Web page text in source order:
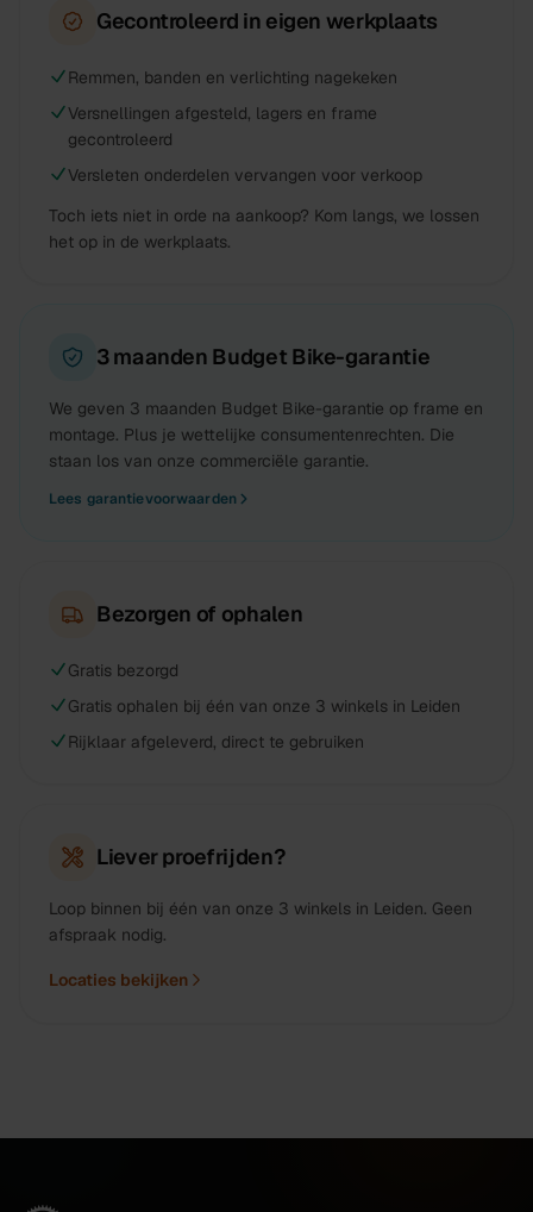
Gecontroleerd in eigen werkplaats
Remmen, banden en verlichting nagekeken
Versnellingen afgesteld, lagers en frame
gecontroleerd
Versleten onderdelen vervangen voor verkoop
Toch iets niet in orde na aankoop? Kom langs, we lossen
het op in de werkplaats.
3 maanden Budget Bike-garantie
We geven 3 maanden Budget Bike-garantie op frame en
montage. Plus je wettelijke consumentenrechten. Die
staan los van onze commerciële garantie.
Lees garantievoorwaarden
Bezorgen of ophalen
Gratis bezorgd
Gratis ophalen bij één van onze 3 winkels in Leiden
Rijklaar afgeleverd, direct te gebruiken
Liever proefrijden?
Loop binnen bij één van onze 3 winkels in Leiden. Geen
afspraak nodig.
Locaties bekijken